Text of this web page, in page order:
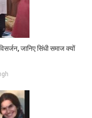
जानिए सिंधी समाज क्यों